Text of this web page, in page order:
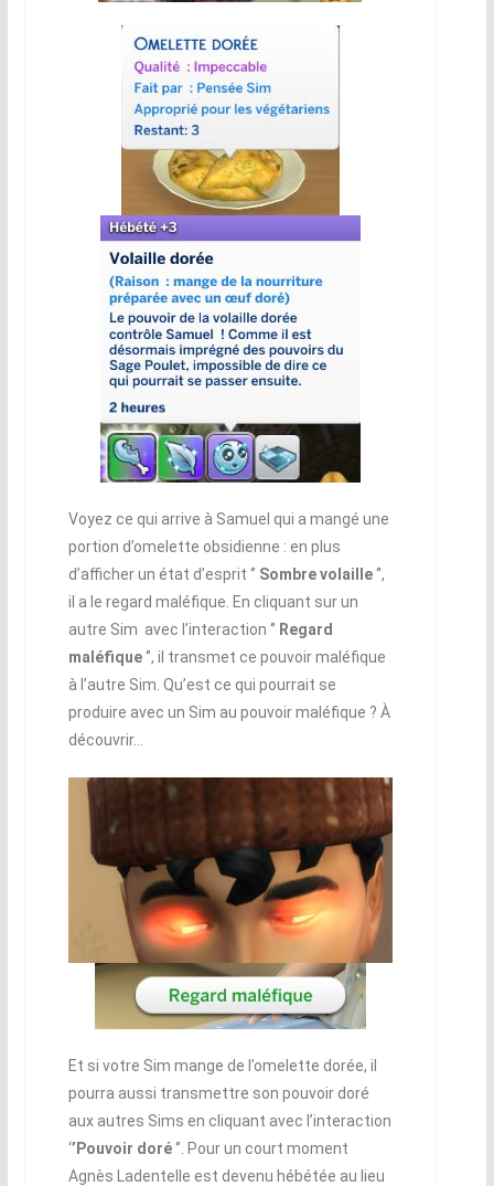
Voyez ce qui arrive à Samuel qui a mangé une
portion d’omelette obsidienne : en plus
d’afficher un état d’esprit ‘’ Sombre volaille‘’,
il a le regard maléfique. En cliquant sur un
autre Sim avec l’interaction ‘’ Regard
maléfique‘’, il transmet ce pouvoir maléfique
à l’autre Sim. Qu’est ce qui pourrait se
produire avec un Sim au pouvoir maléfique ? À
découvrir…
Et si votre Sim mange de l’omelette dorée, il
pourra aussi transmettre son pouvoir doré
aux autres Sims en cliquant avec l’interaction
‘’Pouvoir doré‘’. Pour un court moment
Agnès Ladentelle est devenu hébétée au lieu